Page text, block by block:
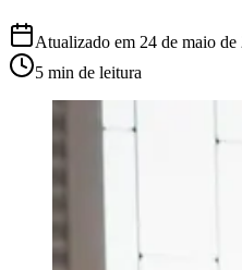
Atualizado em 24 de maio de
5 min de leitura